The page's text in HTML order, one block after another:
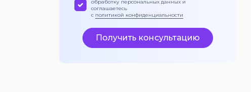
обработку персональных данных и
соглашаетесь
с политикой конфиденциальности
Получить консультацию